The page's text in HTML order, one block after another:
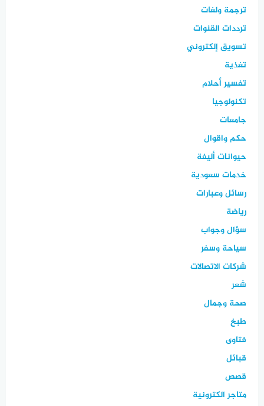
ترجمة ولغات
ترددات القنوات
تسويق إلكتروني
تغذية
تفسير أحلام
تكنولوجيا
جامعات
حكم واقوال
حيوانات أليفة
خدمات سعودية
رسائل وعبارات
رياضة
سؤال وجواب
سياحة وسفر
شركات الاتصالات
شعر
صحة وجمال
طبخ
فتاوى
قبائل
قصص
متاجر الكترونية